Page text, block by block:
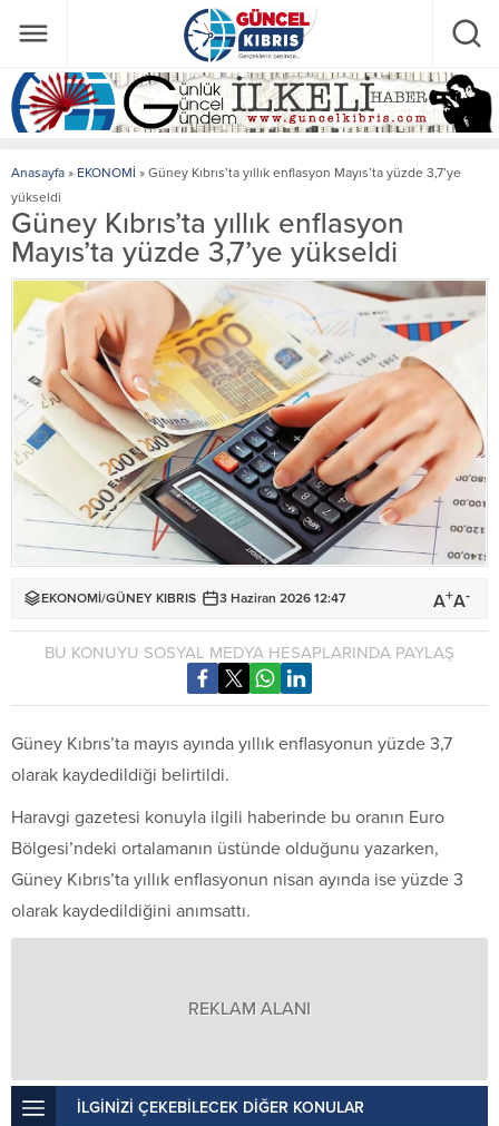
Anasayfa » EKONOMİ » Güney Kıbrıs’ta yıllık enflasyon Mayıs’ta yüzde 3,7’ye
yükseldi
Güney Kıbrıs’ta yıllık enflasyon
Mayıs’ta yüzde 3,7’ye yükseldi
EKONOMİ/GÜNEY KIBRIS 3 Haziran 2026 12:47 A+A-
BU KONUYU SOSYAL MEDYA HESAPLARINDA PAYLAŞ
Güney Kıbrıs’ta mayıs ayında yıllık enflasyonun yüzde 3,7
olarak kaydedildiği belirtildi.
Haravgi gazetesi konuyla ilgili haberinde bu oranın Euro
Bölgesi’ndeki ortalamanın üstünde olduğunu yazarken,
Güney Kıbrıs’ta yıllık enflasyonun nisan ayında ise yüzde 3
olarak kaydedildiğini anımsattı.
REKLAM ALANI
İLGİNİZİ ÇEKEBİLECEK DİĞER KONULAR